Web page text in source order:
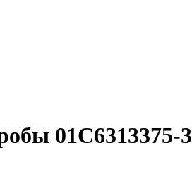
01С6313375-3